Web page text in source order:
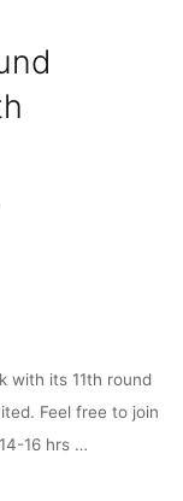
with its 11th round
Feel free to join
16 hrs …